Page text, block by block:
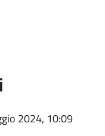
2024, 10:09